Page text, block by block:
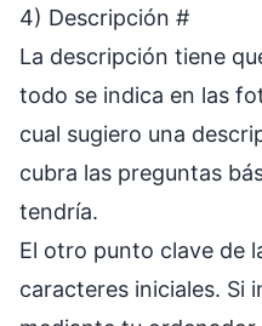
4) Descripción #
La descripción tiene
todo se indica en las
cual sugiero una
cubra las preguntas
tendría.
El otro punto clave de
caracteres iniciales. Si